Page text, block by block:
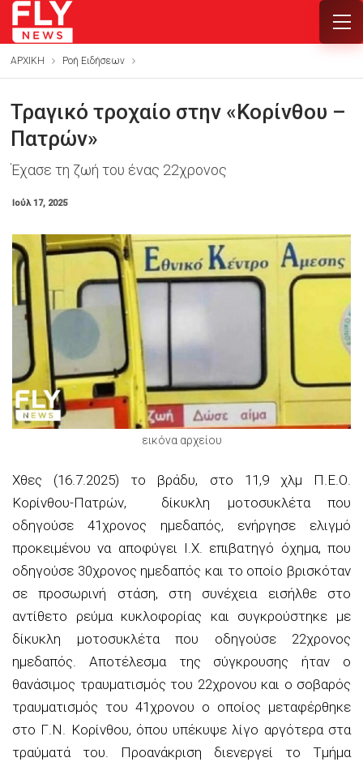
ΑΡΧΙΚΗ Ροή Ειδήσεων
Τραγικό τροχαίο στην «Κορίνθου –
Πατρών»
Έχασε τη ζωή του ένας 22χρονος
Ιούλ 17, 2025
εικόνα αρχείου
Χθες (16.7 .2025) το βράδυ, στο 11,9 χλμ Π.Ε.Ο.
Κορίνθου-Πατρών, δίκυκλη μοτοσυκλέτα που
οδηγούσε 41χρονος ημεδαπός, ενήργησε ελιγμό
προκειμένου να αποφύγει Ι.Χ. επιβατηγό όχημα, που
οδηγούσε 30χρονος ημεδαπός και το οποίο βρισκόταν
σε προσωρινή στάση, στη συνέχεια εισήλθε στο
αντίθετο ρεύμα κυκλοφορίας και συγκρούστηκε με
δίκυκλη μοτοσυκλέτα που οδηγούσε 22χρονος
ημεδαπός. Αποτέλεσμα της σύγκρουσης ήταν ο
θανάσιμος τραυματισμός του 22χρονου και ο σοβαρός
τραυματισμός του 41χρονου ο οποίος μεταφέρθηκε
στο Γ.Ν. Κορίνθου, όπου υπέκυψε λίγο αργότερα στα
τραύματά του. Προανάκριση διενεργεί το Τμήμα